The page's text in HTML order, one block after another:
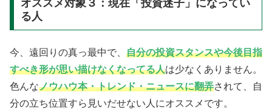
オススメ対象３：現在「投資迷子」になってい
る人
今、遠回りの真っ最中で、 自分の投資スタンスや今後目指
すべき形が思い描けなくなってる人は少なくありません。
色んなノウハウ本・トレンド・ニュースに翻弄されて、自
分の立ち位置すら見いだせない人にオススメです。